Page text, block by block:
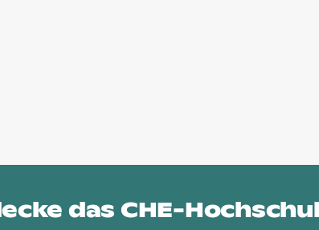
das CHE-